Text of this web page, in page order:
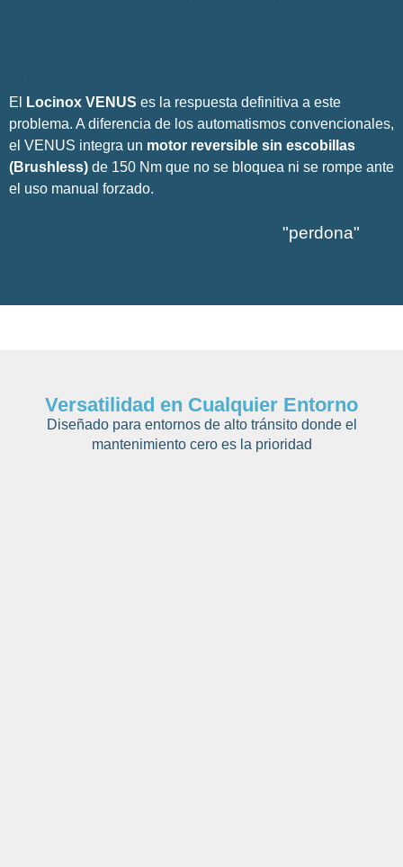
El Locinox VENUS es la respuesta definitiva a este
problema. A diferencia de los automatismos convencionales,
el VENUS integra un motor reversible sin escobillas
(Brushless) de 150 Nm que no se bloquea ni se rompe ante
el uso manual forzado.
"perdona"
Versatilidad en Cualquier Entorno
Diseñado para entornos de alto tránsito donde el
mantenimiento cero es la prioridad